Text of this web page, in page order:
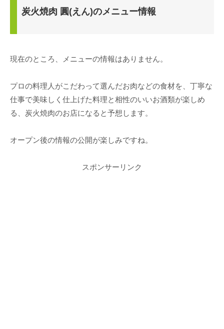
炭火焼肉 圓(えん)のメニュー情報
現在のところ、メニューの情報はありません。
プロの料理人がこだわって選んだお肉などの食材を、丁寧な
仕事で美味しく仕上げた料理と相性のいいお酒類が楽しめ
る、炭火焼肉のお店になると予想します。
オープン後の情報の公開が楽しみですね。
スポンサーリンク